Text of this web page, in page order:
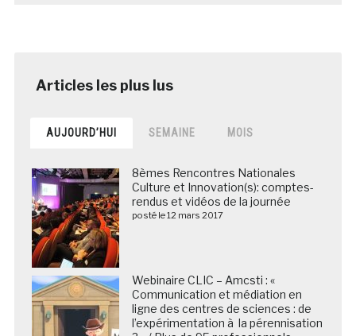
AUJOURD’HUI SEMAINE MOIS
8èmes Rencontres Nationales
Culture et Innovation(s): comptes-
rendus et vidéos de la journée
posté le 12 mars 2017
Webinaire CLIC – Amcsti : «
Communication et médiation en
ligne des centres de sciences : de
l’expérimentation à la pérennisation